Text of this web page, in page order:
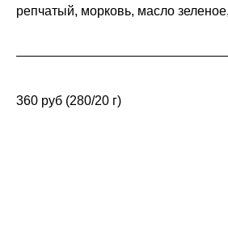
репчатый, морковь, масло
360 руб (280/20 г)